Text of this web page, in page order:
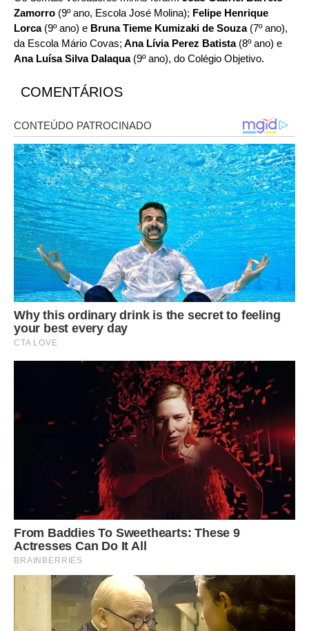
Zamorro (9º ano, Escola José Molina); Felipe Henrique
Lorca(9º ano) e Bruna Tieme Kumizaki de Souza(7º ano),
da Escola Mário Covas; Ana Lívia Perez Batista(8º ano) e
Ana Luísa Silva Dalaqua(9º ano), do Colégio Objetivo.
COMENTÁRIOS